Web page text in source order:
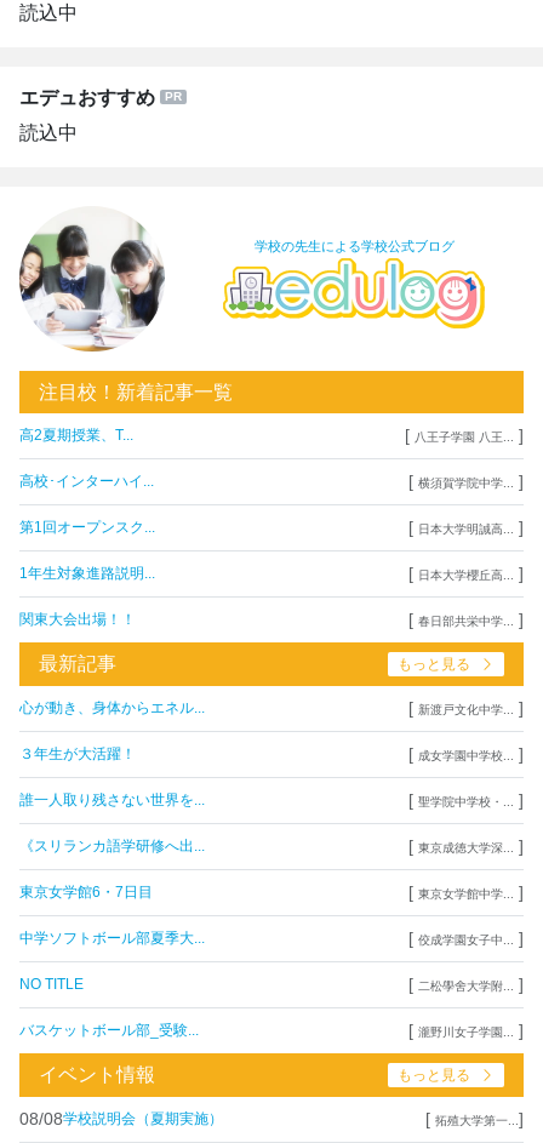
読込中
エデュおすすめ
読込中
学校の先生による学校公式ブログ
注目校！新着記事一覧
高2夏期授業、T... [ 八王子学園 八王... ]
高校･インターハイ... [ 横須賀学院中学... ]
第1回オープンスク... [ 日本大学明誠高... ]
1年生対象進路説明... [ 日本大学櫻丘高... ]
関東大会出場！！ [ 春日部共栄中学... ]
最新記事 もっと見る
心が動き、身体からエネル... [ 新渡戸文化中学... ]
３年生が大活躍！ [ 成女学園中学校... ]
誰一人取り残さない世界を... [ 聖学院中学校・... ]
《スリランカ語学研修へ出... [ 東京成徳大学深... ]
東京女学館6・7日目 [ 東京女学館中学... ]
中学ソフトボール部夏季大... [ 佼成学園女子中... ]
NO TITLE [ 二松學舍大学附... ]
バスケットボール部_受験... [ 瀧野川女子学園... ]
イベント情報 もっと見る
08/08学校説明会（夏期実施） [ 拓殖大学第一... ]